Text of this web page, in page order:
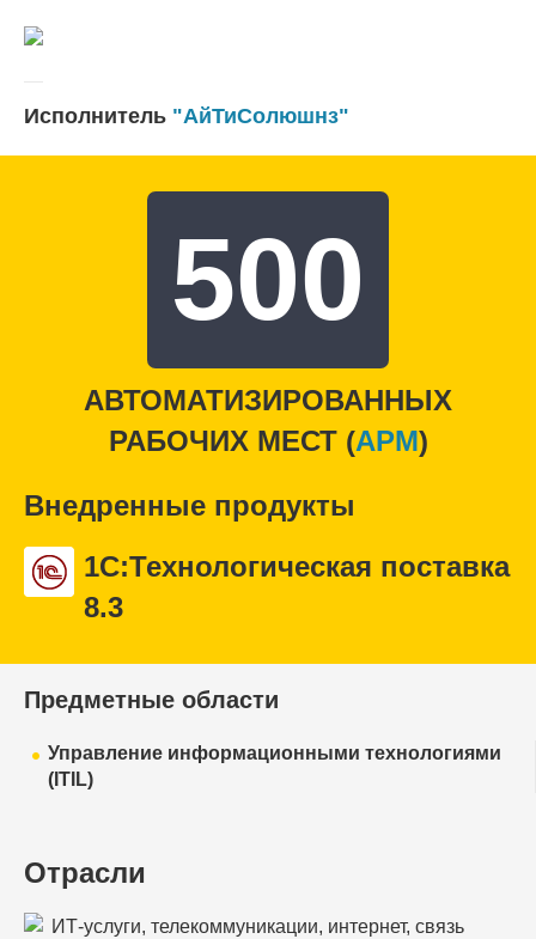
Исполнитель "АйТиСолюшнз"
500
АВТОМАТИЗИРОВАННЫХ
РАБОЧИХ МЕСТ (APM)
Внедренные продукты
1С:Технологическая поставка
8.3
Предметные области
Управление информационными технологиями
(ITIL)
Отрасли
ИТ-услуги, телекоммуникации, интернет, связь